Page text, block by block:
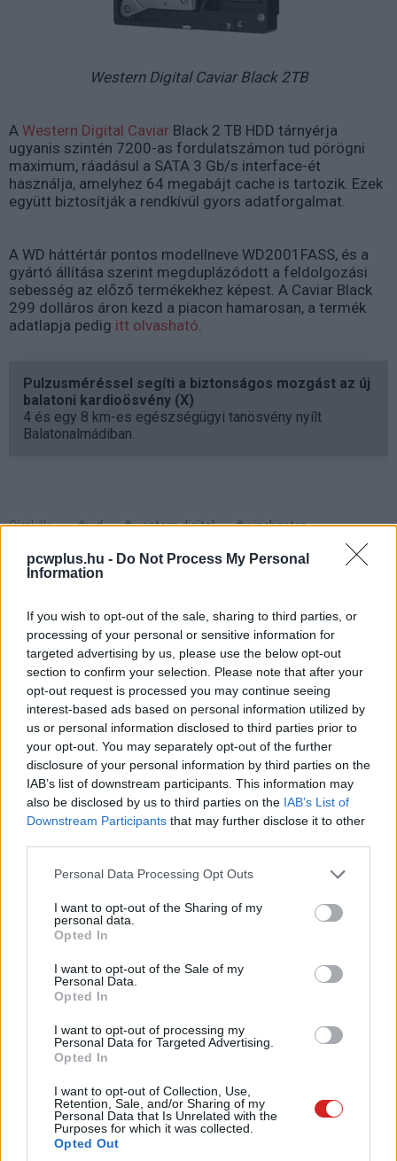
pcwplus.hu - Do Not Process My Personal
Information
If you wish to opt-out of the sale, sharing to third parties, or
processing of your personal or sensitive information for
targeted advertising by us, please use the below opt-out
section to confirm your selection. Please note that after your
opt-out request is processed you may continue seeing
interest-based ads based on personal information utilized by
us or personal information disclosed to third parties prior to
your opt-out. You may separately opt-out of the further
disclosure of your personal information by third parties on the
IAB’s list of downstream participants. This information may
also be disclosed by us to third parties on the IAB’s List of
Downstream Participants that may further disclose it to other
Please note that this website/app uses one or more Google
not limited to your visit or usage behaviour. You may click to
grant or deny consent to Google and its third-party tags to
use your data for below specified purposes in below Google
consent section.
Personal Data Processing Opt Outs
I want to opt-out of the Sharing of my
personal data.
Opted In
I want to opt-out of the Sale of my
Personal Data.
Opted In
I want to opt-out of processing my
Personal Data for Targeted Advertising.
Opted In
I want to opt-out of Collection, Use,
Retention, Sale, and/or Sharing of my
Personal Data that Is Unrelated with the
Purposes for which it was collected.
Opted Out
Western Digital Caviar Black 2TB
A Western Digital Caviar Black 2 TB HDD tárnyérja
ugyanis szintén 7200-as fordulatszámon tud pörögni
maximum, ráadásul a SATA 3 Gb/s interface-ét
használja, amelyhez 64 megabájt cache is tartozik. Ezek
együtt biztosítják a rendkívül gyors adatforgalmat.
A WD háttértár pontos modellneve WD2001FASS, és a
gyártó állítása szerint megduplázódott a feldolgozási
sebesség az előző termékekhez képest. A Caviar Black
299 dolláros áron kezd a piacon hamarosan, a termék
adatlapja pedig itt olvasható
Pulzusméréssel segíti a biztonságos mozgást az új
balatoni kardioösvény (X)
4 és egy 8 km-es egészségügyi tanösvény nyílt
Balatonalmádiban.
Címkék: #wd #western digital
#winchester
#háttértár
#merevlemez #hdd #hardver
Figyelem! PC World Online
karbantartás
Kedvencekhez
PC World 2009 szeptember 1. 16:39
Online, a hiba nem az Ön készülékében van.
Tisztelt Olvasóink!
A PC World Online, valamint a hozzá kapcsolódó rovatok
és aloldalak mögött dolgozó szerveren ezekben a
napokban kisebb karbantartási munkálatokat kell
elvégeznünk. Ezért előfordulhat, hogy rövidebb szünetek
állhatnak be oldalaink működésében - ezeket igyekszünk
a lehető legrövidebben, és általában a látogatottabb